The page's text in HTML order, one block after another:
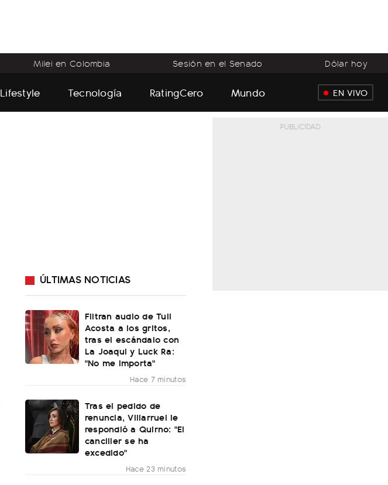
Milei en Colombia Sesión en el Senado Dólar hoy
Lifestyle Tecnología RatingCero Mundo EN VIVO
ÚLTIMAS NOTICIAS
Filtran audio de Tuli
Acosta a los gritos,
tras el escándalo con
La Joaqui y Luck Ra:
"No me importa"
Hace 7 minutos
Tras el pedido de
renuncia, Villarruel le
respondió a Quirno: "El
canciller se ha
excedido"
Hace 23 minutos